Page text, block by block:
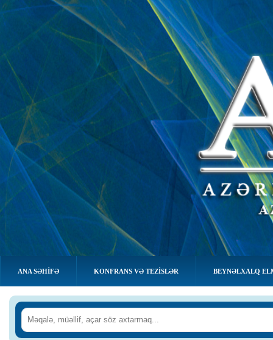
ANA SƏHIFƏ KONFRANS VƏ TEZİSLƏR BEYNƏLXALQ